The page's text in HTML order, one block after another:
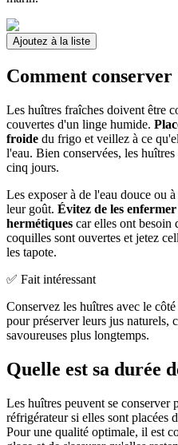
Ajoutez à la liste
Comment conserver
Les huîtres fraîches doivent être
couvertes d'un linge humide.
froide du frigo et veillez à ce
l'eau. Bien conservées, les
cinq jours.
Les exposer à de l'eau douce ou
leur goût. Évitez de les
hermétiques car elles ont besoin
coquilles sont ouvertes et jetez
les tapote.
✅ Fait intéressant
Conservez les huîtres avec le
pour préserver leurs jus naturels,
savoureuses plus longtemps.
Quelle est sa durée
Les huîtres peuvent se conserver
réfrigérateur si elles sont placées
Pour une qualité optimale, il est